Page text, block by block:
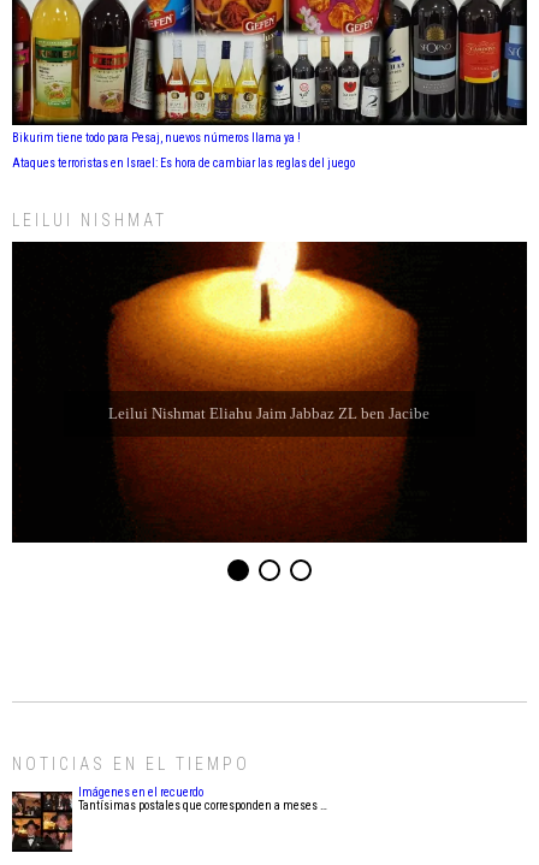
Bikurim tiene todo para Pesaj, nuevos números llama ya !
Ataques terroristas en Israel: Es hora de cambiar las reglas del juego
LEILUI NISHMAT
Leilui Nishmat Refael Shelomo ben Latife Selem ZL
NOTICIAS EN EL TIEMPO
Imágenes en el recuerdo
Tantísimas postales que corresponden a meses …